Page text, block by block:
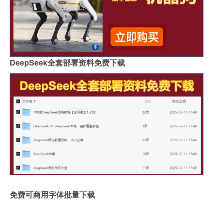
DeepSeek全套部署资料免费下载
免费可商用字体批量下载